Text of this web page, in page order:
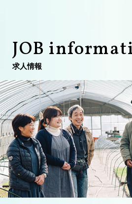
JOB informat
求人情報